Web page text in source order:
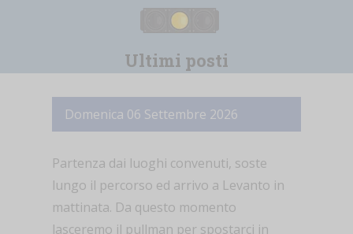
Ultimi posti
Domenica 06 Settembre 2026
Partenza dai luoghi convenuti, soste
lungo il percorso ed arrivo a Levanto in
mattinata. Da questo momento
lasceremo il pullman per spostarci in